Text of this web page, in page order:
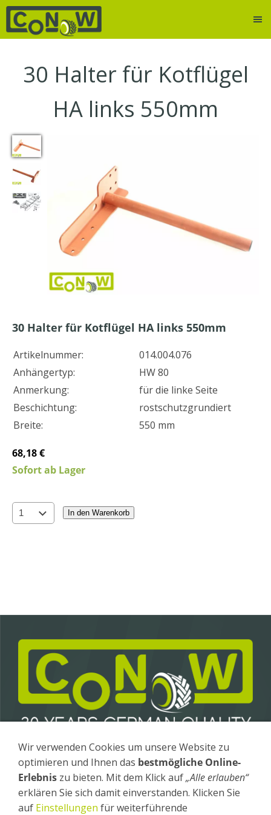
30 Halter für Kotflügel
HA links 550mm
30 Halter für Kotflügel HA links 550mm
Artikelnummer:
014.004.076
Anhängertyp:
HW 80
Anmerkung:
für die linke Seite
Beschichtung:
rostschutzgrundiert
Breite:
550 mm
68,18 €
Sofort ab Lager
In den Warenkorb
Conow Anhängerbau GmbH & Co. KG
Gewerbegebiet 4 / OT Fürstenhagen
17258 Feldberger Seenlandschaft
Tel.: +49 (0) 39831 - 26 20
Fax : +49 (0) 39831 - 26 240
Wir verwenden Cookies um unsere Website zu
optimieren und Ihnen das bestmögliche Online-
Erlebnis zu bieten. Mit dem Klick auf„Alle erlauben“
erklären Sie sich damit einverstanden. Klicken Sie
auf Einstellungen für weiterführende